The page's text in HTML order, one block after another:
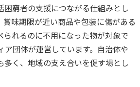
困窮者の支援につながる仕組みとし
賞味期限が近い商品や包装に傷がある
られるのに不用になった物が対象で
ア団体が運営しています。自治体や
多く、地域の支え合いを促す場とし